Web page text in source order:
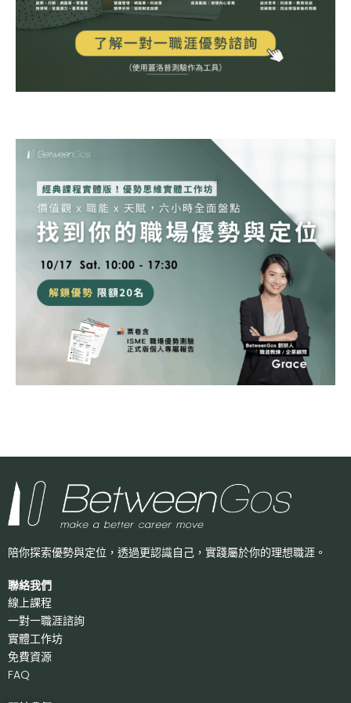
陪你探索優勢與定位，透過更認識自己， 實踐屬於你的理想職涯。
聯絡我們
線上課程
一對一職涯諮詢
實體工作坊
免費資源
FAQ